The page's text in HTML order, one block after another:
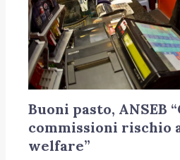
Buoni pasto, ANSEB
commissioni rischio
welfare”